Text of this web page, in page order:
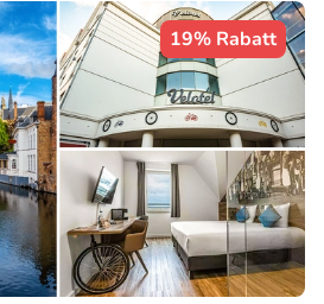
19% Rabatt